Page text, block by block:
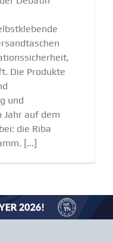
Die Produkte
und
auf dem
die Riba
[...]